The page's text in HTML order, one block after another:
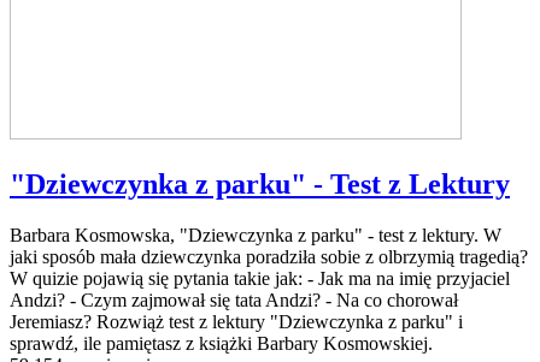
"Dziewczynka z parku" - Test z Lektury
Barbara Kosmowska, "Dziewczynka z parku" - test z lektury. W
jaki sposób mała dziewczynka poradziła sobie z olbrzymią tragedią?
W quizie pojawią się pytania takie jak: - Jak ma na imię przyjaciel
Andzi? - Czym zajmował się tata Andzi? - Na co chorował
Jeremiasz? Rozwiąż test z lektury "Dziewczynka z parku" i
sprawdź, ile pamiętasz z książki Barbary Kosmowskiej.